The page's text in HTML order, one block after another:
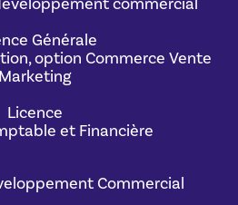
commercial
Générale
option Commerce Vente
Marketing
Licence
et Financière
Commercial